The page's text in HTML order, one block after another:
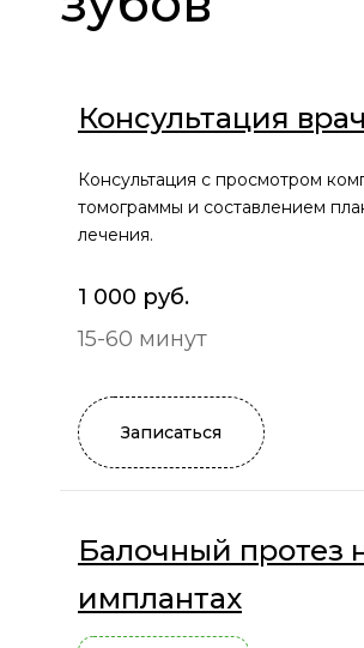
Консультация
Консультация с просмотром
томограммы и составлением
лечения.
1 000 руб.
15-60 минут
Записаться
Балочный протез
имплантах